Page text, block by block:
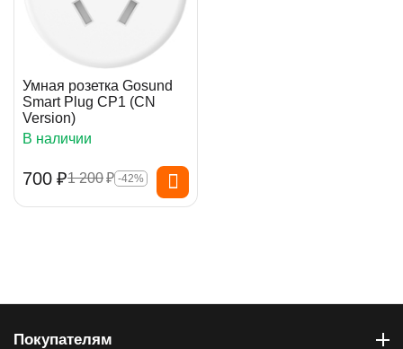
Умная розетка Gosund
Smart Plug CP1 (CN
Version)
В наличии
‍700‍ ₽1 200₽ -42%
Покупателям